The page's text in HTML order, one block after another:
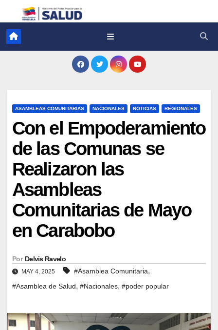
ASAMBLEAS COMUNITARIAS NACIONALES NOTICIAS REGIONALES
Con el Empoderamiento
de las Comunas se
Realizaron las
Asambleas
Comunitarias de Mayo
en Carabobo
Por Delvis Ravelo
MAY 4, 2025 #Asamblea Comunitaria,
#Asamblea de Salud, #Nacionales, #poder popular